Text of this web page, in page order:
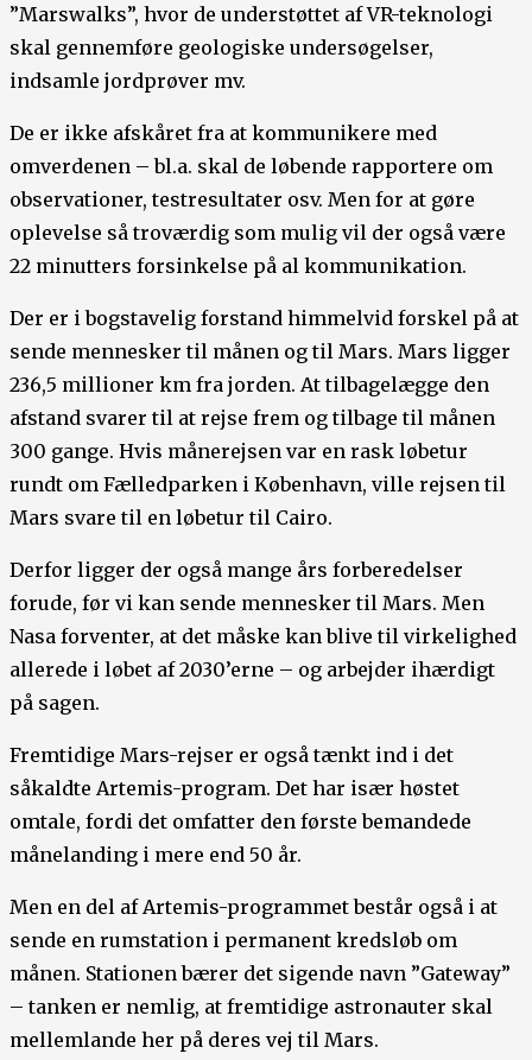
”Marswalks”, hvor de understøttet af VR-teknologi
skal gennemføre geologiske undersøgelser,
indsamle jordprøver mv.
De er ikke afskåret fra at kommunikere med
omverdenen – bl.a. skal de løbende rapportere om
observationer, testresultater osv. Men for at gøre
oplevelse så troværdig som mulig vil der også være
22 minutters forsinkelse på al kommunikation.
Der er i bogstavelig forstand himmelvid forskel på at
sende mennesker til månen og til Mars. Mars ligger
236,5 millioner km fra jorden. At tilbagelægge den
afstand svarer til at rejse frem og tilbage til månen
300 gange. Hvis månerejsen var en rask løbetur
rundt om Fælledparken i København, ville rejsen til
Mars svare til en løbetur til Cairo.
Derfor ligger der også mange års forberedelser
forude, før vi kan sende mennesker til Mars. Men
Nasa forventer, at det måske kan blive til virkelighed
allerede i løbet af 2030’erne – og arbejder ihærdigt
på sagen.
Fremtidige Mars-rejser er også tænkt ind i det
såkaldte Artemis-program. Det har især høstet
omtale, fordi det omfatter den første bemandede
månelanding i mere end 50 år.
Men en del af Artemis-programmet består også i at
sende en rumstation i permanent kredsløb om
månen. Stationen bærer det sigende navn ”Gateway”
– tanken er nemlig, at fremtidige astronauter skal
mellemlande her på deres vej til Mars.